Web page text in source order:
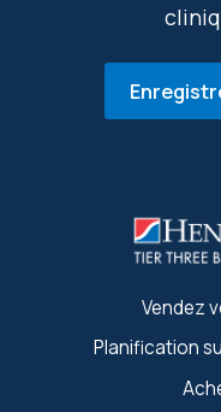
Vendez
Planification